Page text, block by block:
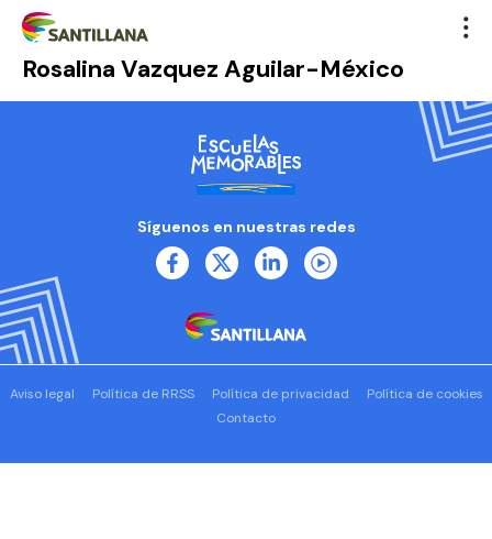
Rosalina Vazquez Aguilar-México
Síguenos en nuestras redes
Aviso legal Política de RRSS Política de privacidad
Política de cookies
Contacto